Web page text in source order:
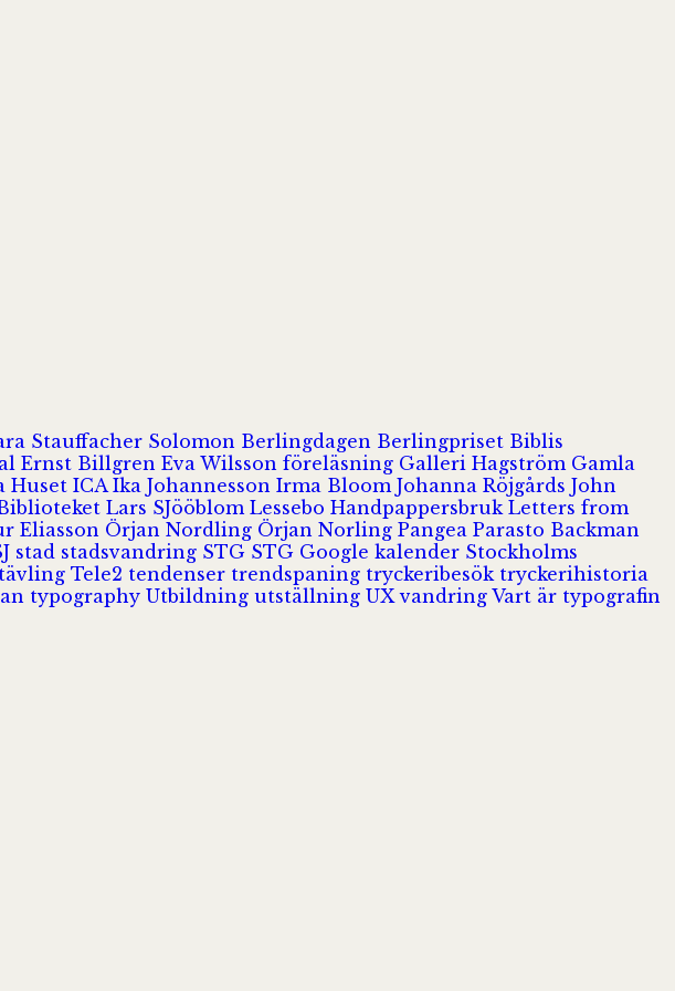
Stauffacher Solomon Berlingdagen Berlingpriset Biblis
Ernst Billgren Eva Wilsson föreläsning Galleri Hagström Gamla
Huset ICA Ika Johannesson Irma Bloom Johanna Röjgårds John
Lars SJööblom Lessebo Handpappersbruk Letters from
Eliasson Örjan Nordling Örjan Norling Pangea Parasto Backman
stad stadsvandring STG STG Google kalender Stockholms
tävling Tele2 tendenser trendspaning tryckeribesök tryckerihistoria
typography Utbildning utställning UXvandring Vart är typografin